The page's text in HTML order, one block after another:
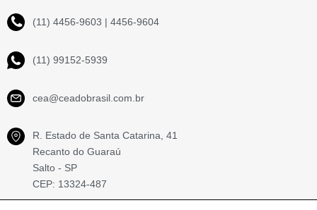
(11) 4456-9603 | 4456-9604
(11) 99152-5939
cea@ceadobrasil.com.br
R. Estado de Santa Catarina, 41
Recanto do Guaraú
Salto - SP
CEP: 13324-487